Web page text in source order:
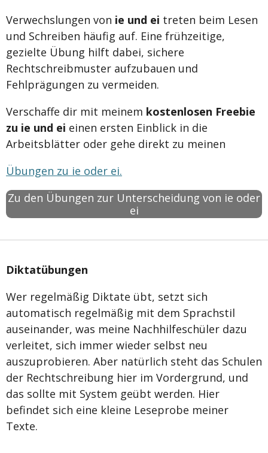
Verwechslungen von ie und ei treten beim Lesen
und Schreiben häufig auf. Eine frühzeitige,
gezielte Übung hilft dabei, sichere
Rechtschreibmuster aufzubauen und
Fehlprägungen zu vermeiden.
Verschaffe dir mit meinem kostenlosen Freebie
zu ie und ei einen ersten Einblick in die
Arbeitsblätter oder gehe direkt zu meinen
Übungen zu ie oder ei.
Zu den Übungen zur Unterscheidung von ie oder
ei
Diktatübungen
Wer regelmäßig Diktate übt, setzt sich
automatisch regelmäßig mit dem Sprachstil
auseinander, was meine Nachhilfeschüler dazu
verleitet, sich immer wieder selbst neu
auszuprobieren. Aber natürlich steht das Schulen
der Rechtschreibung hier im Vordergrund, und
das sollte mit System geübt werden. Hier
befindet sich eine kleine Leseprobe meiner
Texte.